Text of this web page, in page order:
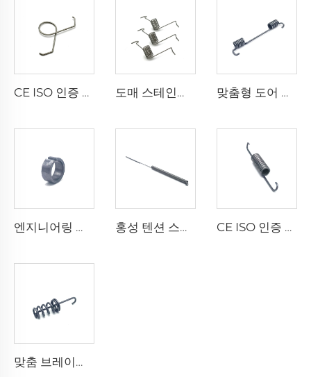
CE ISO 인증 공장 와이어 성형 스테인리스 스틸 더블 토션 스프링 클립 도매 스테인리스 스틸 스프링 운동기구 토션 스프링 맞춤형 도어 리턴 스테인레스 스틸 비틀림 스프링
엔지니어링 기계용 금속 부싱 베어링 슬리브 대량 판매 홍성 텐션 스프링 와이어 스타일 스테인리스 스틸 스프링 제작 CE ISO 인증 공장 메탈 스파이럴 소형 미니 더블 후크 익스텐션 스프링
맞춤 브레이크 페달 스프링 카본 스틸 익스텐션 리턴 스프링